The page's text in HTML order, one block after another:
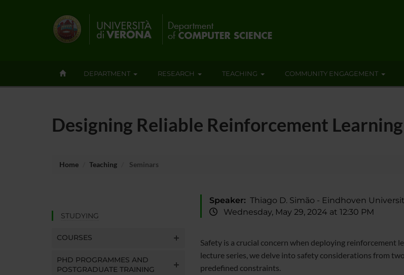
DEPARTMENT RESEARCH TEACHING COMMUNITY ENGAGEMENT
Designing Reliable Reinforcement
Home Teaching Seminars
STUDYING
COURSES
PHD PROGRAMMES AND
POSTGRADUATE TRAINING
Speaker: Thiago D. Simão - Eindhoven
Wednesday, May 29, 2024 at 12:30 PM
Safety is a crucial concern when deploying
lecture series, we delve into safety considerations from
predefined constraints.